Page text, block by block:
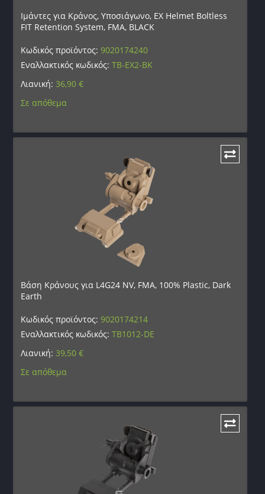
Ιμάντες για Κράνος, Υποσιάγωνο, EX Helmet Boltless
FIT Retention System, FMA, BLACK
Κωδικός προϊόντος:9020174240
Εναλλακτικός κωδικός:TB-EX2-BK
Λιανική: 36,90€
Σε απόθεμα
Βάση Κράνους για L4G24 NV, FMA, 100% Plastic, Dark
Earth
Κωδικός προϊόντος:9020174214
Εναλλακτικός κωδικός:TB1012-DE
Λιανική: 39,50€
Σε απόθεμα